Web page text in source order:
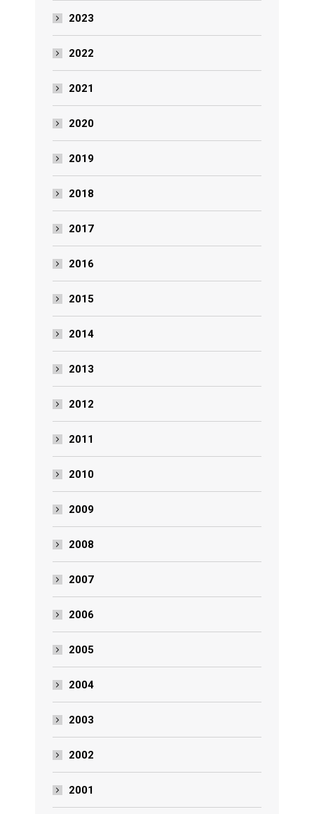
2023
2022
2021
2020
2019
2018
2017
2016
2015
2014
2013
2012
2011
2010
2009
2008
2007
2006
2005
2004
2003
2002
2001